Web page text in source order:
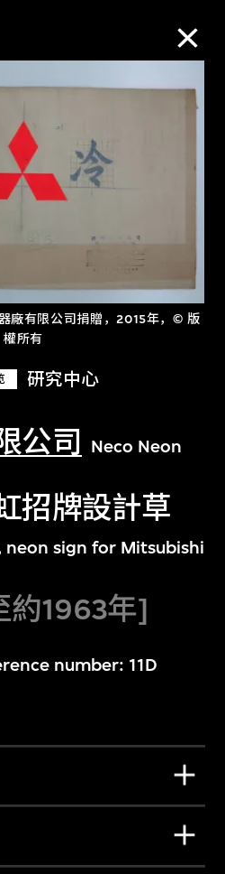
廠有限公司捐贈，2015年，© 版
權所有
研究中心
公司
Neco Neon
招牌設計草
neon sign for Mitsubishi
約1963年]
number: 11D
藏品
搜索
十及二十一世纪视觉